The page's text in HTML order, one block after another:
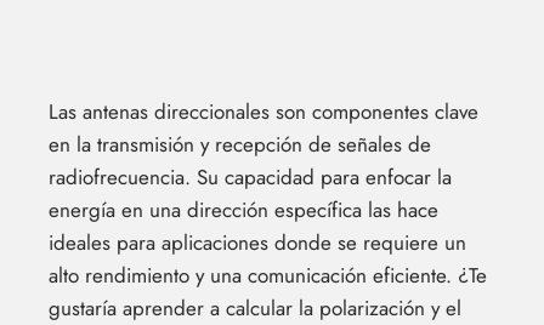
Las antenas direccionales son componentes clave
en la transmisión y recepción de señales de
radiofrecuencia. Su capacidad para enfocar la
energía en una dirección específica las hace
ideales para aplicaciones donde se requiere un
alto rendimiento y una comunicación eficiente. ¿Te
gustaría aprender a calcular la polarización y el